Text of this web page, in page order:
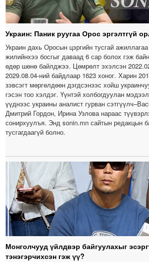
Украин: Паник руугаа Орос эргэлтгүй
Украин дахь Оросын цэргийн тусгай
жилийнхээ босгыг даваад 6 сар болох гэж
өдөр шөнө байлджээ. Цөмрөлт эхэлсэн
2029.08.04-ний байдлаар 1623 хоног. Харин
зэвсэгт мөргөлдөөн дэгдсэнээс хойш
гэсэн тоо хэлдэг. Үүнтэй холбогдуулан
үүднээс украины аналист гурван
Дмитрий Гордон, Ирина Узлова нараас
сонирхуулъя. Энд sonin.mn сайтын редакцын
тусгагдаагүй болно.
Монголчууд үйлдвэр байгуулахыг
тэнэгэрчихсэн гэж үү?